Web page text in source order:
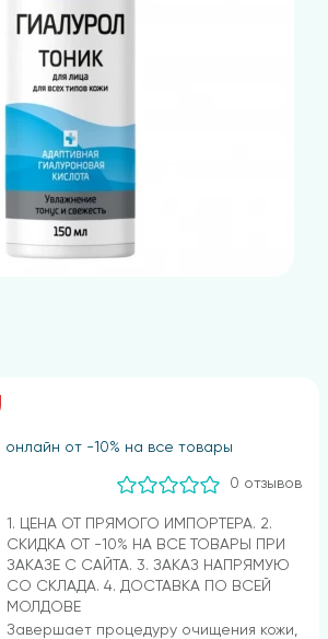
онлайн от -10% на все товары
0 отзывов
1. ЦЕНА ОТ ПРЯМОГО ИМПОРТЕРА. 2.
СКИДКА ОТ -10% НА ВСЕ ТОВАРЫ ПРИ
ЗАКАЗЕ С САЙТА. 3. ЗАКАЗ НАПРЯМУЮ
СО СКЛАДА. 4. ДОСТАВКА ПО ВСЕЙ
МОЛДОВЕ
Завершает процедуру очищения кожи,